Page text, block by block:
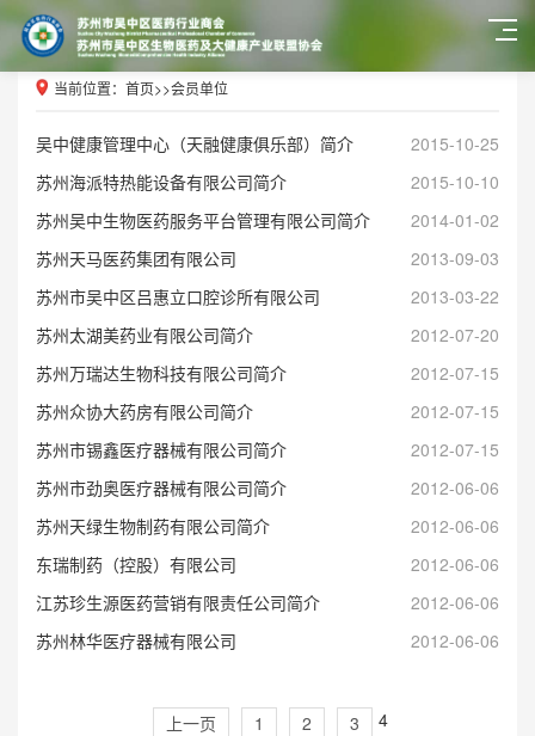
当前位置： 首页>>会员单位
2015-10-25
吴中健康管理中心（天融健康俱乐部）简介
2015-10-10
苏州海派特热能设备有限公司简介
2014-01-02
苏州吴中生物医药服务平台管理有限公司简介
2013-09-03
苏州天马医药集团有限公司
2013-03-22
苏州市吴中区吕惠立口腔诊所有限公司
2012-07-20
苏州太湖美药业有限公司简介
2012-07-15
苏州万瑞达生物科技有限公司简介
2012-07-15
苏州众协大药房有限公司简介
2012-07-15
苏州市锡鑫医疗器械有限公司简介
2012-06-06
苏州市劲奥医疗器械有限公司简介
2012-06-06
苏州天绿生物制药有限公司简介
2012-06-06
东瑞制药（控股）有限公司
2012-06-06
江苏珍生源医药营销有限责任公司简介
2012-06-06
苏州林华医疗器械有限公司
上一页 1 2 3 4